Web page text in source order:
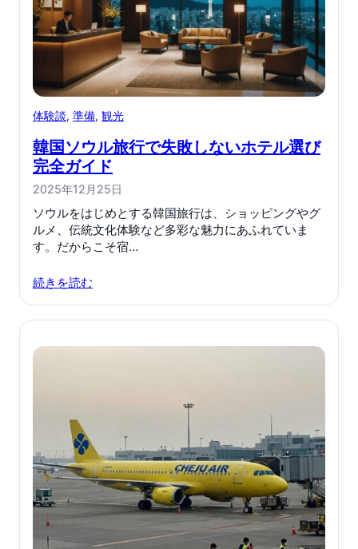
体験談, 準備, 観光
韓国ソウル旅行で失敗しないホテル選び
完全ガイド
2025年12月25日
ソウルをはじめとする韓国旅行は、ショッピングやグ
ルメ、伝統文化体験など多彩な魅力にあふれていま
す。だからこそ宿…
続きを読む